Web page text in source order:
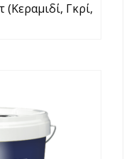
(κεραμιδί, Γκρί,